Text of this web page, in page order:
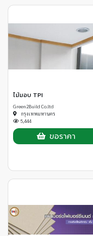
ไม้มอบ TPI
Green2Build Co.ltd
กรุงเทพมหานคร
5,444
ขอราคา